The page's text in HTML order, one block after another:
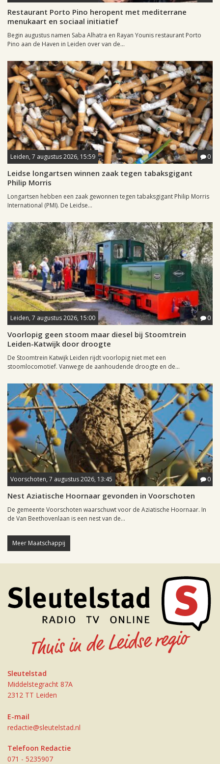
Restaurant Porto Pino heropent met mediterrane
menukaart en sociaal initiatief
Begin augustus namen Saba Alhatra en Rayan Younis restaurant Porto
Pino aan de Haven in Leiden over van de...
Leiden, 7 augustus 2026, 15:59 0
Leidse longartsen winnen zaak tegen tabaksgigant
Philip Morris
Longartsen hebben een zaak gewonnen tegen tabaksgigant Philip Morris
International (PMI). De Leidse...
Leiden, 7 augustus 2026, 15:00 0
Voorlopig geen stoom maar diesel bij Stoomtrein
Leiden-Katwijk door droogte
De Stoomtrein Katwijk Leiden rijdt voorlopig niet met een
stoomlocomotief. Vanwege de aanhoudende droogte en de...
Voorschoten, 7 augustus 2026, 13:45 0
Nest Aziatische Hoornaar gevonden in Voorschoten
De gemeente Voorschoten waarschuwt voor de Aziatische Hoornaar. In
de Van Beethovenlaan is een nest van de...
Meer Maatschappij
Sleutelstad
Middelstegracht 87A
2312 TT Leiden
E-mail
redactie@sleutelstad.nl
Telefoon Redactie
071 - 5235907